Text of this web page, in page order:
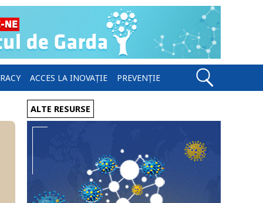
ACCES LA INOVAȚIE PREVENȚIE
ALTE RESURSE